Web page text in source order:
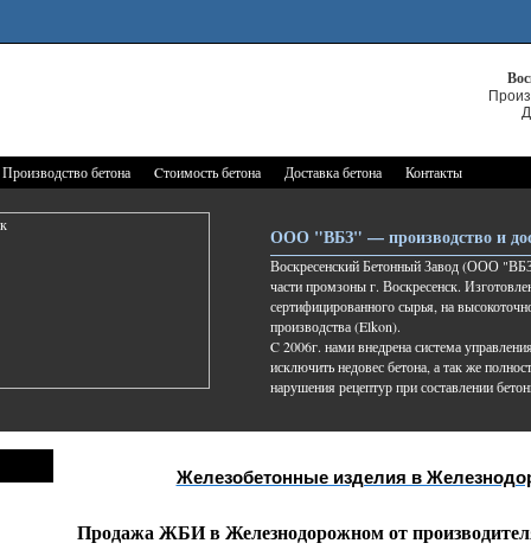
Производство бетона Cтоимость бетона Доставка бетона Контакты
ООО "ВБЗ" — производство и
Воскресенский Бетонный Завод (ООО
части промзоны г. Воскресенск.
сертифицированного сырья, на
производства (Elkon).
C 2006г. нами внедрена система
исключить недовес бетона, а так же
нарушения рецептур при составлении
Железобетонные изделия в
Продажа ЖБИ в Железнодорожном от